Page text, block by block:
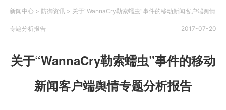
新闻中心 > 防御资讯 > 关于“WannaCry勒索蠕虫”事件的移动新闻客户端舆情
专题分析报告 2017-07-20
关于“WannaCry勒索蠕虫”事件的移动
新闻客户端舆情专题分析报告